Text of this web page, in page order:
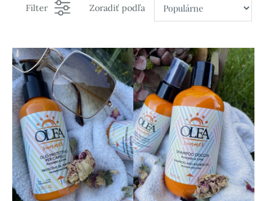
Filter Zoradiť podľa